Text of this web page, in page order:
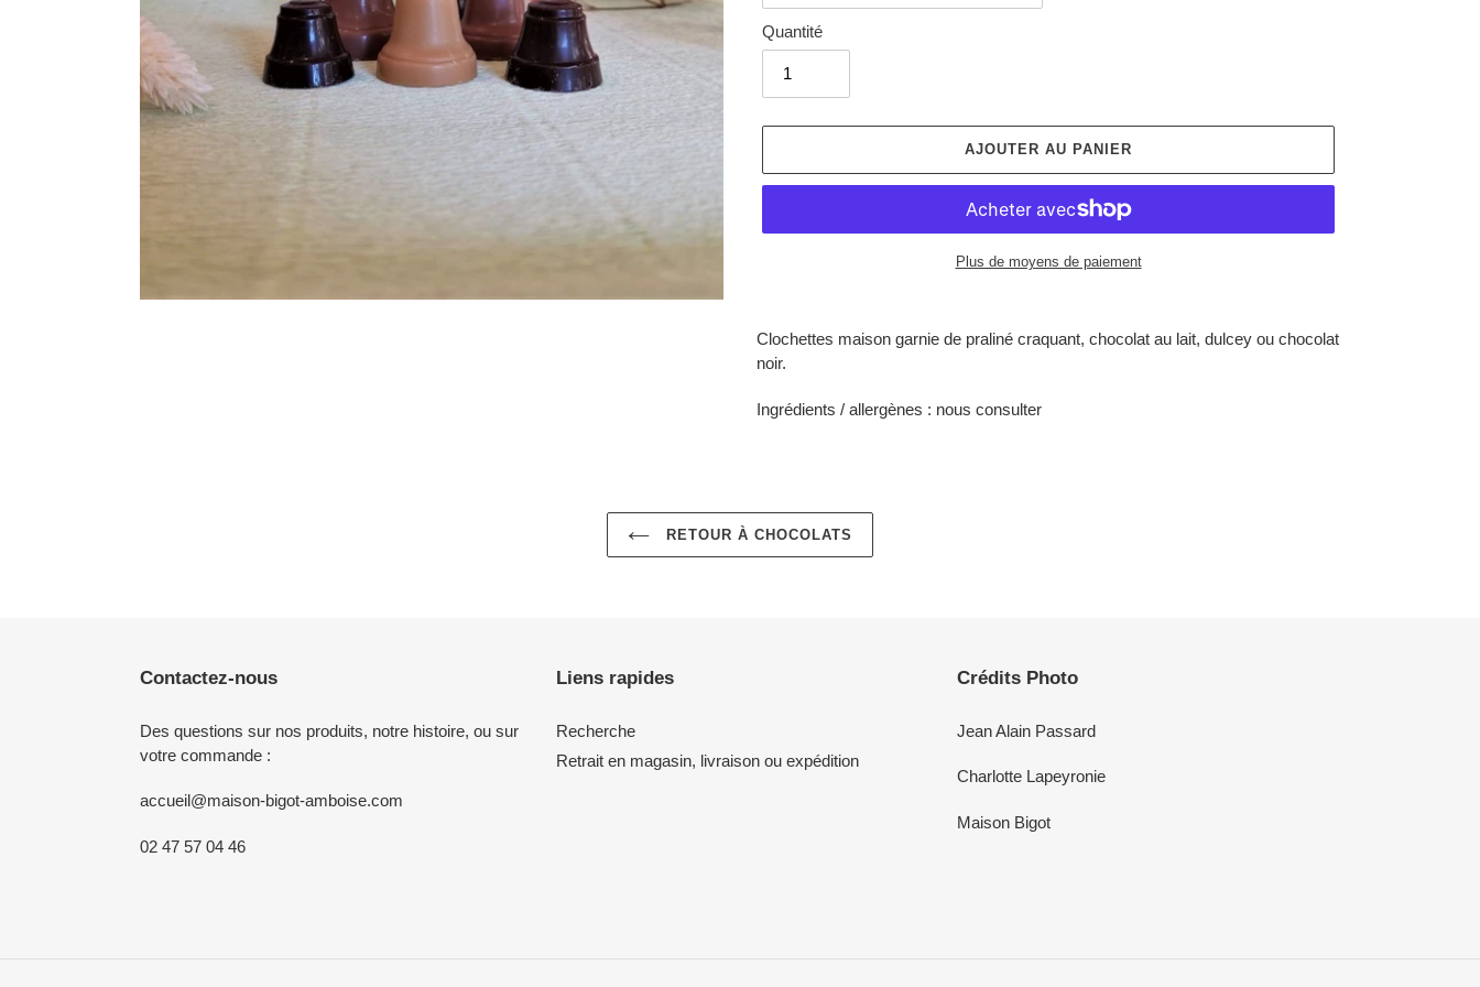
Quantité
AJOUTER AU PANIER
Plus de moyens de paiement
d'un
produit
votre
Clochettes maison garnie de praliné craquant, chocolat au lait, dulcey ou chocolat
noir.
Ingrédients / allergènes : nous consulter
RETOUR À CHOCOLATS
Contactez-nous
Des questions sur nos produits, notre histoire, ou sur
votre commande :
accueil@maison-bigot-amboise.com
02 47 57 04 46
Liens rapides
Recherche
Retrait en magasin, livraison ou expédition
Crédits Photo
Jean Alain Passard
Charlotte Lapeyronie
Maison Bigot